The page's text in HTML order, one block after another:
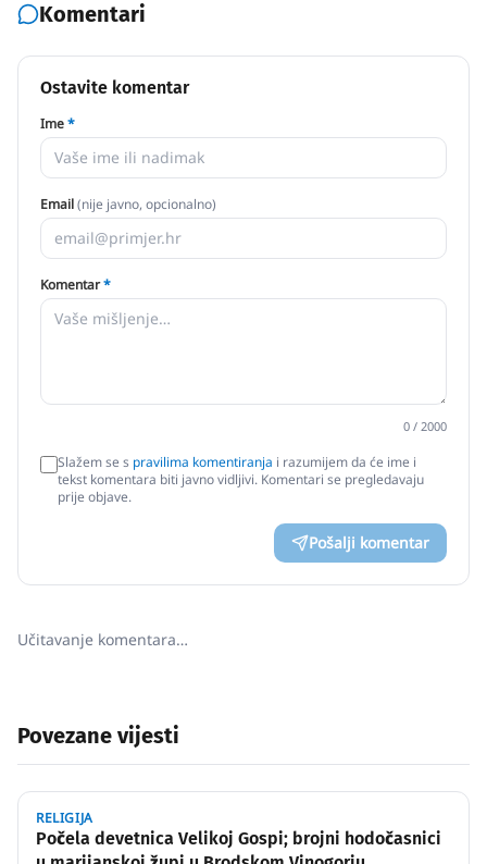
Komentari
Ostavite komentar
Ime*
Email(nije javno, opcionalno)
Komentar*
0 / 2000
Slažem se s pravilima komentiranja i razumijem da će ime i
tekst komentara biti javno vidljivi. Komentari se pregledavaju
prije objave.
Pošalji komentar
Učitavanje komentara…
Povezane vijesti
RELIGIJA
Počela devetnica Velikoj Gospi; brojni hodočasnici